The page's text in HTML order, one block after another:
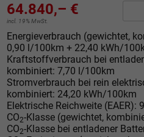
64.840,– €
incl. 19% MwSt.
Energieverbrauch (gewichtet,
0,90 l/100km + 22,40 kWh/
Kraftstoffverbrauch bei
kombiniert: 7,70 l/100km
Stromverbrauch bei rein
kombiniert: 24,20 kWh/100km
Elektrische Reichweite (EAER):
CO2-Klasse (gewichtet,
CO2-Klasse bei entladener